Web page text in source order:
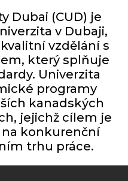
Dubai (CUD) je
v Dubaji,
vzdělání s
který splňuje
Univerzita
programy
kanadských
jejichž cílem je
konkurenční
trhu práce.